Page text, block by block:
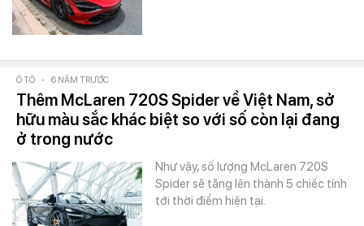
Ô TÔ - 6 NĂM TRƯỚC
Thêm McLaren 720S Spider về Việt Nam, sở
hữu màu sắc khác biệt so với số còn lại đang
ở trong nước
Như vậy, số lượng McLaren 720S
Spider sẽ tăng lên thành 5 chiếc tính
tới thời điểm hiện tại.